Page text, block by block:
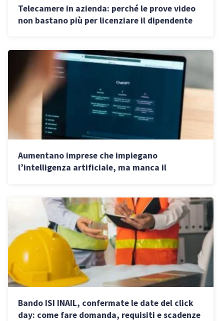
Telecamere in azienda: perché le prove video
non bastano più per licenziare il dipendente
Aumentano imprese che impiegano
l’intelligenza artificiale, ma manca il
Bando ISI INAIL, confermate le date del click
day: come fare domanda, requisiti e scadenze